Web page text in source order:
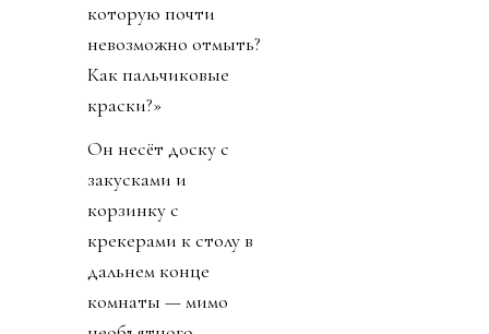
которую почти
невозможно отмыть?
Как пальчиковые
краски?»
Он несёт доску с
закусками и
корзинку с
крекерами к столу в
дальнем конце
комнаты — мимо